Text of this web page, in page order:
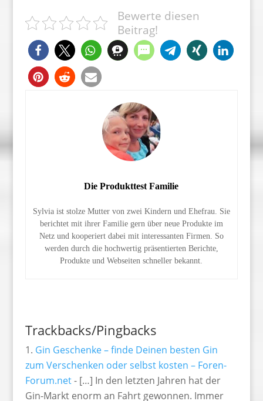
Bewerte diesen
Beitrag!
Die Produkttest Familie
Sylvia ist stolze Mutter von zwei Kindern und Ehefrau. Sie
berichtet mit ihrer Familie gern über neue Produkte im
Netz und kooperiert dabei mit interessanten Firmen. So
werden durch die hochwertig präsentierten Berichte,
Produkte und Webseiten schneller bekannt.
Trackbacks/Pingbacks
Gin Geschenke – finde Deinen besten Gin
zum Verschenken oder selbst kosten – Foren-
Forum.net- […] In den letzten Jahren hat der
Gin-Markt enorm an Fahrt gewonnen. Immer